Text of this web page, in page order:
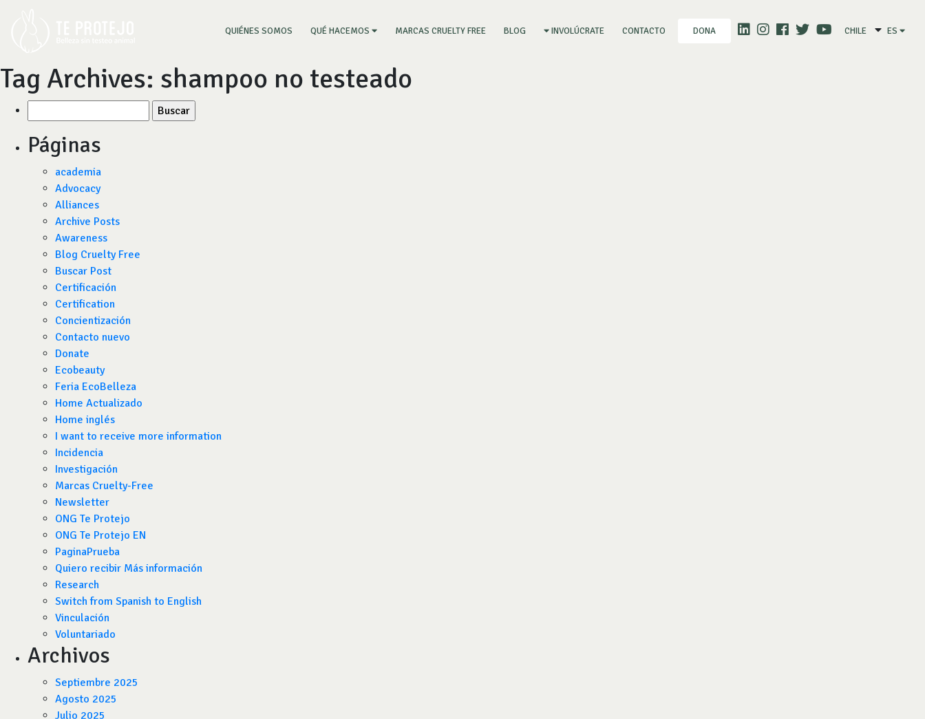
QUIÉNES SOMOS (CURRENT)
QUÉ HACEMOS MARCAS CRUELTY FREE BLOG INVOLÚCRATE CONTACTO DONA CHILE ES
Tag Archives: shampoo no testeado
por:
Páginas
academia
Advocacy
Alliances
Archive Posts
Awareness
Blog Cruelty Free
Buscar Post
Certificación
Certification
Concientización
Contacto nuevo
Donate
Ecobeauty
Feria EcoBelleza
Home Actualizado
Home inglés
I want to receive more information
Incidencia
Investigación
Marcas Cruelty-Free
Newsletter
ONG Te Protejo
ONG Te Protejo EN
PaginaPrueba
Quiero recibir Más información
Research
Switch from Spanish to English
Vinculación
Voluntariado
Archivos
Septiembre 2025
Agosto 2025
Julio 2025